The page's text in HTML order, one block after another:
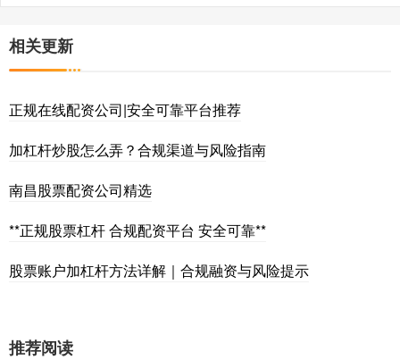
相关更新
正规在线配资公司|安全可靠平台推荐
加杠杆炒股怎么弄？合规渠道与风险指南
南昌股票配资公司精选
**正规股票杠杆 合规配资平台 安全可靠**
股票账户加杠杆方法详解｜合规融资与风险提示
推荐阅读